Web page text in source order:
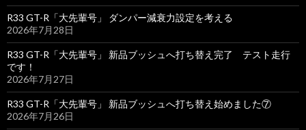
R33 GT-R「大先輩号」 ダンパー減衰力設定を考える
2026年7月28日
R33 GT-R「大先輩号」 新品ブッシュへ打ち替え完了 テスト走行
です！
2026年7月27日
R33 GT-R「大先輩号」 新品ブッシュへ打ち替え始めました⑦
2026年7月26日